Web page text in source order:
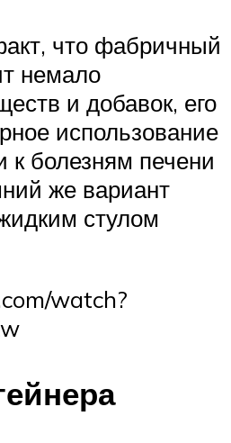
что фабричный
немало
и добавок, его
использование
к болезням печени
же вариант
стулом
watch?